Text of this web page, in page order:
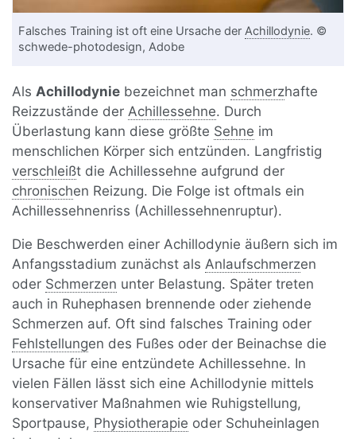
Falsches Training ist oft eine Ursache derAchillodynie. ©
schwede-photodesign, Adobe
AlsAchillodynie bezeichnet man schmerzhafte
Reizzustände derAchillessehne. Durch
Überlastung kann diese größte Sehne im
menschlichen Körper sich entzünden. Langfristig
verschleißt die Achillessehne aufgrund der
chronischen Reizung. Die Folge ist oftmals ein
Achillessehnenriss (Achillessehnenruptur).
Die Beschwerden einer Achillodynie äußern sich im
Anfangsstadium zunächst alsAnlaufschmerzen
oder Schmerzen unter Belastung. Später treten
auch in Ruhephasen brennende oder ziehende
Schmerzen auf. Oft sind falsches Training oder
Fehlstellungen des Fußes oder der Beinachse die
Ursache für eine entzündete Achillessehne. In
vielen Fällen lässt sich eine Achillodynie mittels
konservativer Maßnahmen wie Ruhigstellung,
Sportpause, Physiotherapie oder Schuheinlagen